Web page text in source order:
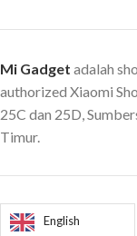
Mi Gadget adalah
authorized Xiaomi
25C dan 25D,
Timur.
English